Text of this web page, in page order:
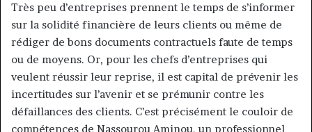
Très peu d’entreprises prennent le temps de s’informer
sur la solidité financière de leurs clients ou même de
rédiger de bons documents contractuels faute de temps
ou de moyens. Or, pour les chefs d’entreprises qui
veulent réussir leur reprise, il est capital de prévenir les
incertitudes sur l’avenir et se prémunir contre les
défaillances des clients. C’est précisément le couloir de
compétences de Nassourou Aminou, un professionnel